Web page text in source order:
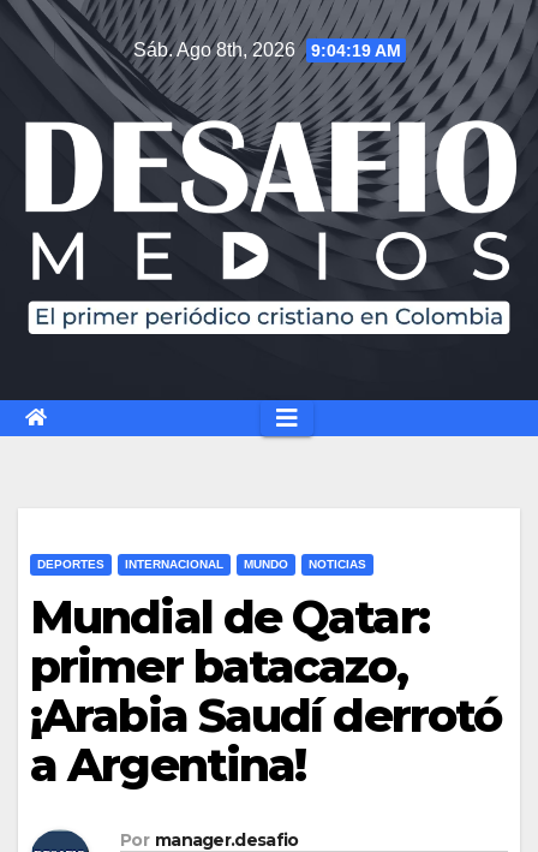
Sáb. Ago 8th, 2026 9:04:20 AM
DEPORTES INTERNACIONAL MUNDO NOTICIAS
Mundial de Qatar:
primer batacazo,
¡Arabia Saudí derrotó
a Argentina!
Por manager.desafio